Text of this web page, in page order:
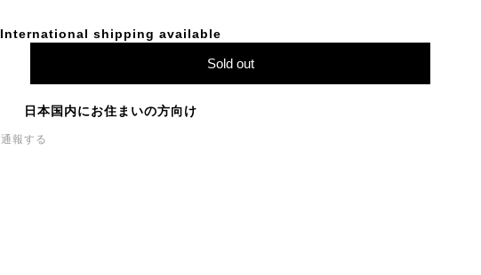
International shipping available
Sold out
日本国内にお住まいの方向け
通報する